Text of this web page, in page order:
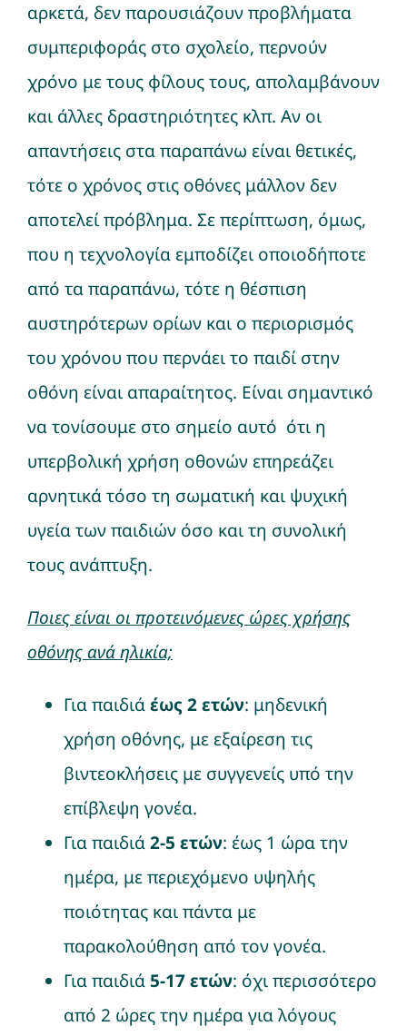
αρκετά, δεν παρουσιάζουν προβλήματα
συμπεριφοράς στο σχολείο, περνούν
χρόνο με τους φίλους τους, απολαμβάνουν
και άλλες δραστηριότητες κλπ. Αν οι
απαντήσεις στα παραπάνω είναι θετικές,
τότε ο χρόνος στις οθόνες μάλλον δεν
αποτελεί πρόβλημα. Σε περίπτωση, όμως,
που η τεχνολογία εμποδίζει οποιοδήποτε
από τα παραπάνω, τότε η θέσπιση
αυστηρότερων ορίων και ο περιορισμός
του χρόνου που περνάει το παιδί στην
οθόνη είναι απαραίτητος. Είναι σημαντικό
να τονίσουμε στο σημείο αυτό ότι η
υπερβολική χρήση οθονών επηρεάζει
αρνητικά τόσο τη σωματική και ψυχική
υγεία των παιδιών όσο και τη συνολική
τους ανάπτυξη.
Ποιες είναι οι προτεινόμενες ώρες χρήσης
οθόνης ανά ηλικία;
Για παιδιάέως 2 ετών: μηδενική
χρήση οθόνης, με εξαίρεση τις
βιντεοκλήσεις με συγγενείς υπό την
επίβλεψη γονέα.
Για παιδιά2-5 ετών: έως 1 ώρα την
ημέρα, με περιεχόμενο υψηλής
ποιότητας και πάντα με
παρακολούθηση από τον γονέα.
Για παιδιά 5-17 ετών: όχι περισσότερο
από 2 ώρες την ημέρα για λόγους